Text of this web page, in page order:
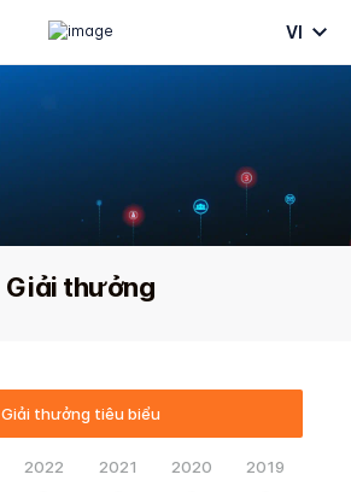
VI
Giải thưởng
Giải thưởng tiêu biểu
2022 2021 2020 2019